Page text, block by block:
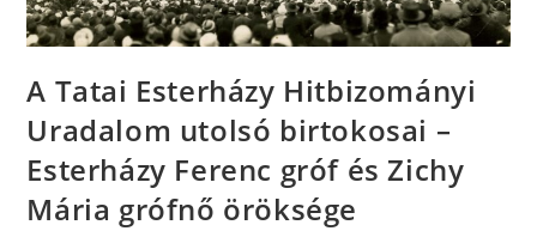
A Tatai Esterházy Hitbizományi
Uradalom utolsó birtokosai –
Esterházy Ferenc gróf és Zichy
Mária grófnő öröksége